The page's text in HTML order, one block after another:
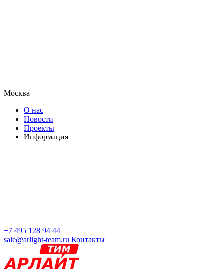
Москва
О нас
Новости
Проекты
Информация
+7 495 128 94 44
sale@arlight-team.ru Контакты